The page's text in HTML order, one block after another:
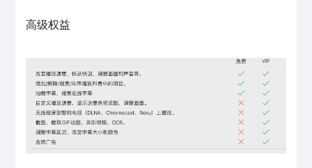
高级权益